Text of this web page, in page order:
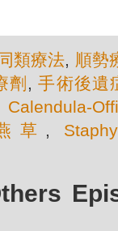
同類療法, 順勢
劑 ,手術後遺
Calendula-
草 ,